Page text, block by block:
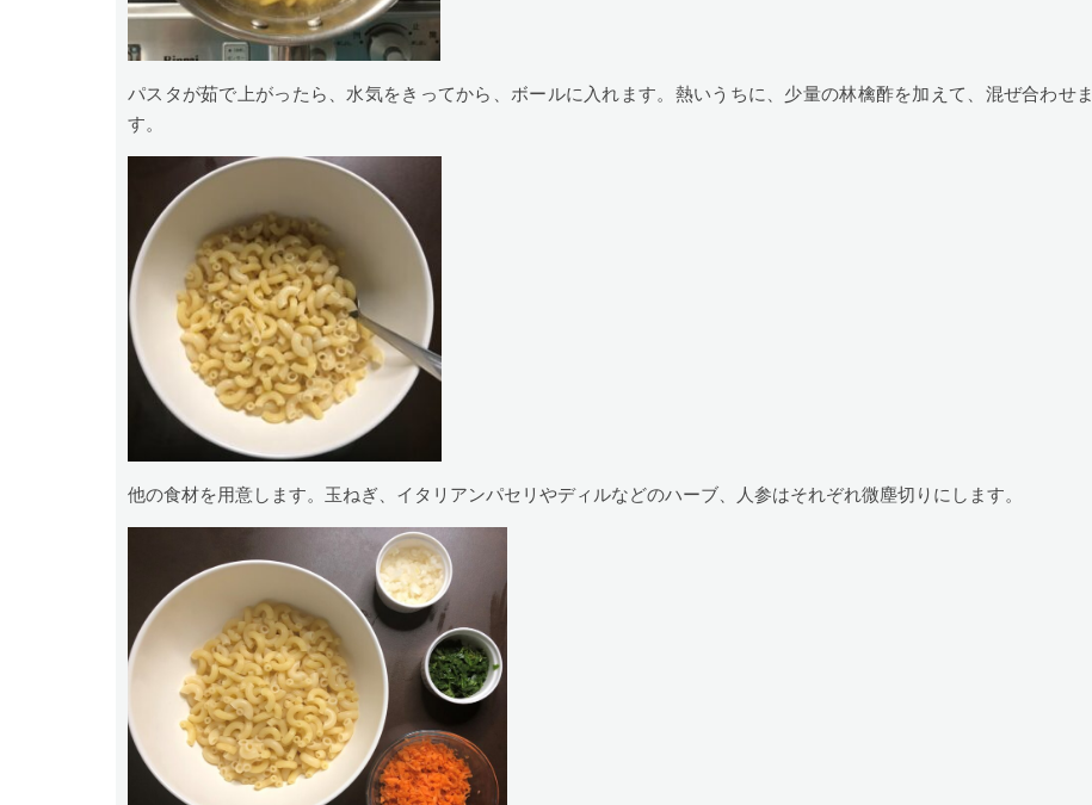
パスタが茹で上がったら、水気をきってから、ボールに入れます。熱いうちに、少量の林檎酢を加えて、混ぜ合わせま
す。
他の食材を用意します。玉ねぎ、イタリアンパセリやディルなどのハーブ、人参はそれぞれ微塵切りにします。